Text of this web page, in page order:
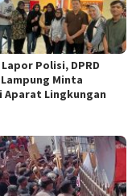
Polisi, DPRD
Minta
Aparat Lingkungan